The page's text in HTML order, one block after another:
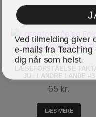
LÆSEFORSTÅELSE
JUL I ANDRE LANDE #3
65 kr.
LÆS MERE
Ved tilmelding giver
e-mails fra
dig når som helst.